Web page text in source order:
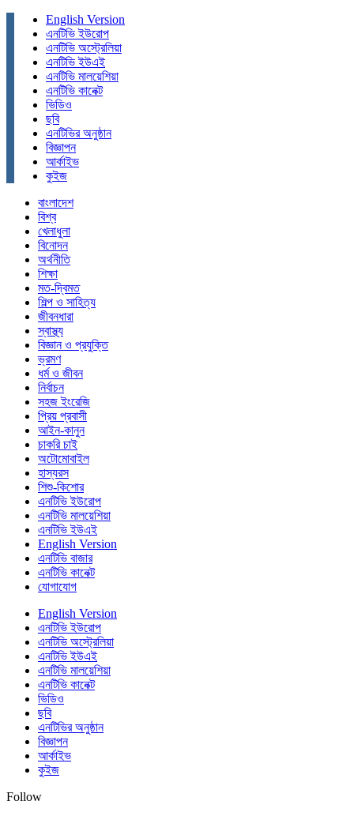
English Version
এনটিভি ইউরোপ
এনটিভি অস্ট্রেলিয়া
এনটিভি ইউএই
এনটিভি মালয়েশিয়া
এনটিভি কানেক্ট
ভিডিও
ছবি
এনটিভির অনুষ্ঠান
বিজ্ঞাপন
আর্কাইভ
কুইজ
বাংলাদেশ
বিশ্ব
খেলাধুলা
বিনোদন
অর্থনীতি
শিক্ষা
মত-দ্বিমত
শিল্প ও সাহিত্য
জীবনধারা
স্বাস্থ্য
বিজ্ঞান ও প্রযুক্তি
ভ্রমণ
ধর্ম ও জীবন
নির্বাচন
সহজ ইংরেজি
প্রিয় প্রবাসী
আইন-কানুন
চাকরি চাই
অটোমোবাইল
হাস্যরস
শিশু-কিশোর
এনটিভি ইউরোপ
এনটিভি মালয়েশিয়া
এনটিভি ইউএই
English Version
এনটিভি বাজার
এনটিভি কানেক্ট
যোগাযোগ
English Version
এনটিভি ইউরোপ
এনটিভি অস্ট্রেলিয়া
এনটিভি ইউএই
এনটিভি মালয়েশিয়া
এনটিভি কানেক্ট
ভিডিও
ছবি
এনটিভির অনুষ্ঠান
বিজ্ঞাপন
আর্কাইভ
কুইজ
Follow